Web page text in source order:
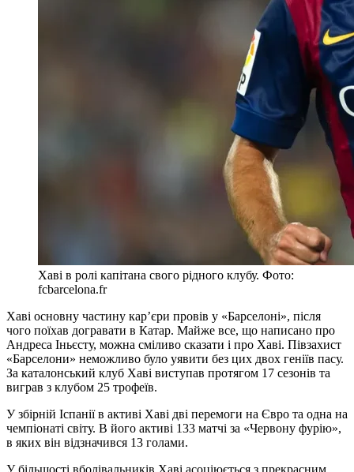
Хаві в ролі капітана свого рідного клубу. Фото:
fcbarcelona.fr
Хаві основну частину кар’єри провів у «Барселоні», після
чого поїхав догравати в Катар. Майже все, що написано про
Андреса Іньєсту, можна сміливо сказати і про Хаві. Півзахист
«Барселони» неможливо було уявити без цих двох геніїв пасу.
За каталонський клуб Хаві виступав протягом 17 сезонів та
виграв з клубом 25 трофеїв.
У збірній Іспанії в активі Хаві дві перемоги на Євро та одна на
чемпіонаті світу. В його активі 133 матчі за «Червону фурію»,
в яких він відзначився 13 голами.